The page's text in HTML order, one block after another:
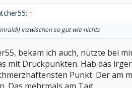
↑
inzwischen so gut wie nichts
bekam ich auch, nützte bei
mit Druckpunkten. Hab das
Punkt. Der am